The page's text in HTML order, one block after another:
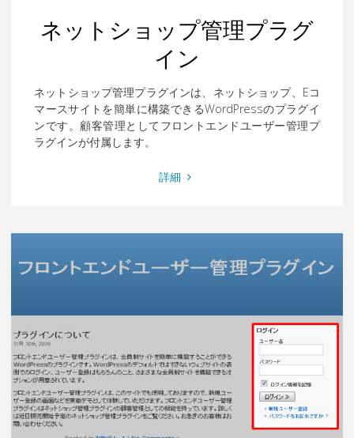
ネットショップ管理プラグ
イン
ネットショップ管理プラグインは、ネットショップ、Eコ
マースサイトを簡単に構築できるWordPressのプラグイ
ンです。顧客管理としてフロントエンドユーザー管理プ
ラグインが付属します。
詳細 "ネ
シ
ョ
ッ
管
プ
ラ
グ
イ